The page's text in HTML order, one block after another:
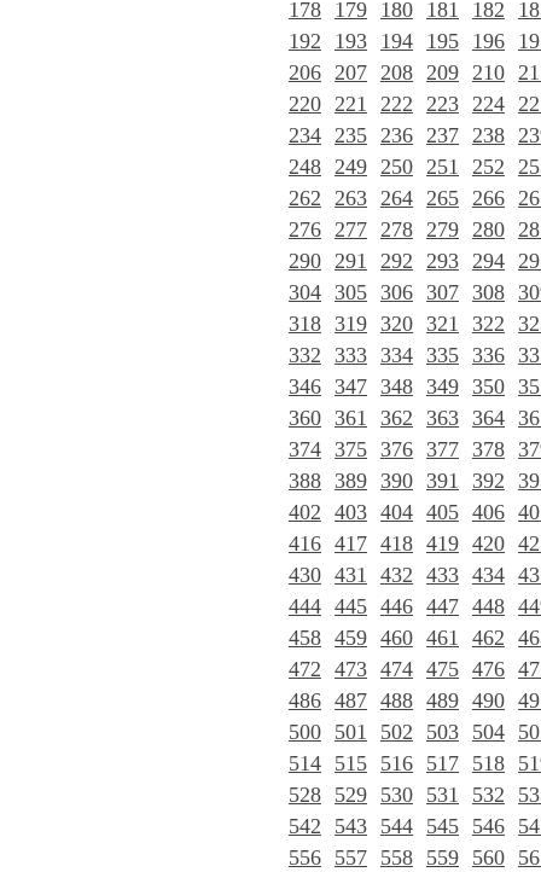
178 179 180 181 182
192
193 194 195 196
206 207 208 209 210
220 221 222 223 224
234 235 236 237 238
248 249 250 251 252
262 263 264 265 266
276 277 278 279 280
290 291 292 293 294
304 305 306 307 308
318 319 320 321 322
332 333 334 335 336
346 347 348 349 350
360 361 362 363 364
374 375 376 377 378
388 389 390 391 392
402 403 404 405 406
416 417 418 419 420
430 431 432 433 434
444 445 446 447 448
458 459 460 461 462
472 473 474 475 476
486 487 488 489 490
500 501 502 503 504
514 515 516 517 518
528 529 530 531 532
542
543 544 545 546
556 557 558 559 560